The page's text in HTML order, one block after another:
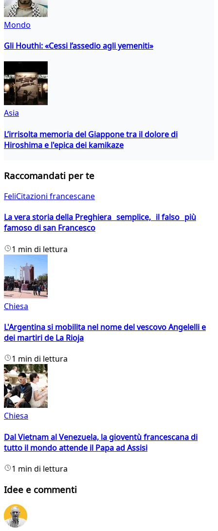
Mondo
Gli Houthi: «Cessi l’assedio agli yemeniti»
Asia
L’irrisolta memoria del Giappone tra il dolore di
Hiroshima e l'epica dei kamikaze
Raccomandati per te
FeliCitazioni francescane
La vera storia della Preghiera semplice, il falso più
famoso di san Francesco
1 min di lettura
Chiesa
L'Argentina si mobilita nel nome del vescovo Angelelli e
dei martiri de La Rioja
1 min di lettura
Chiesa
Dal Vietnam al Venezuela, la gioventù francescana di
tutto il mondo attende il Papa ad Assisi
1 min di lettura
Idee e commenti